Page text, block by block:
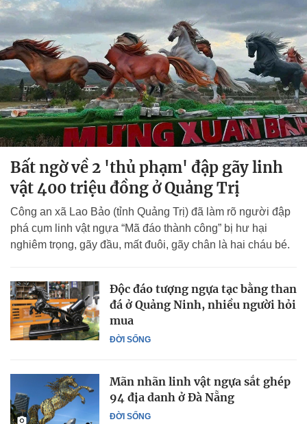
Bất ngờ về 2 'thủ phạm' đập gãy linh
vật 400 triệu đồng ở Quảng Trị
Công an xã Lao Bảo (tỉnh Quảng Trị) đã làm rõ người đập
phá cụm linh vật ngựa “Mã đáo thành công” bị hư hại
nghiêm trọng, gãy đầu, mất đuôi, gãy chân là hai cháu bé.
ĐỜI SỐNG
Độc đáo tượng ngựa tạc bằng than
đá ở Quảng Ninh, nhiều người hỏi
mua
ĐỜI SỐNG
Mãn nhãn linh vật ngựa sắt ghép
94 địa danh ở Đà Nẵng